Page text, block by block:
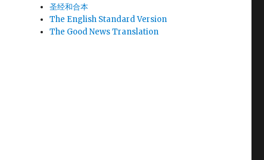
圣经和合本
The English Standard Version
The Good News Translation